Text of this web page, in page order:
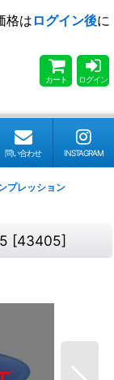
格は ログイン後に
カート ログイン
問い合わせ INSTAGRAM
プレッション
[43405]